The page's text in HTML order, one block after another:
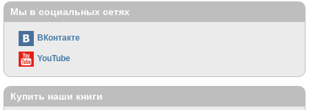
Мы в социальных сетях
ВКонтакте
YouTube
Купить наши книги